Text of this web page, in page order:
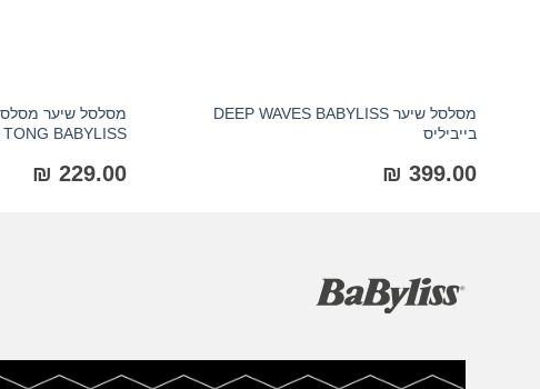
מסלסל שיער DEEP WAVES BABYLISS
בייביליס
₪ 399.00
TONG BABYLISS בייביליס
₪ 229.00